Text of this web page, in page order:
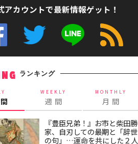
アカウントで最新情報ゲット！
ランキング
WEEKLY
週 間
MONTHLY
月 間
『豊臣兄弟！』お市と柴田勝
家、自刃しての最期と「辞世
の句」…運命を共にした２人